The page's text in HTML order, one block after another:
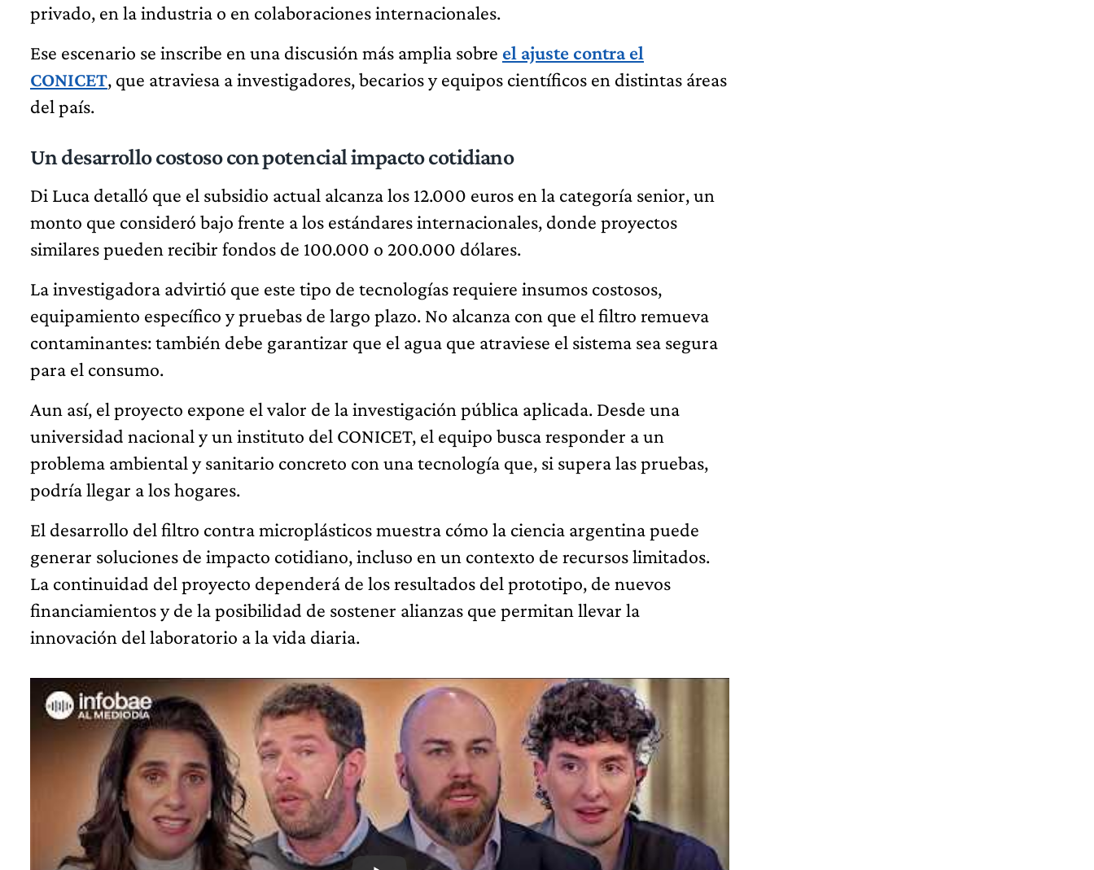
privado, en la industria o en colaboraciones internacionales.
Ese escenario se inscribe en una discusión más amplia sobre el ajuste contra el
CONICET, que atraviesa a investigadores, becarios y equipos científicos en distintas áreas
del país.
Un desarrollo costoso con potencial impacto cotidiano
Di Luca detalló que el subsidio actual alcanza los 12.000 euros en la categoría senior, un
monto que consideró bajo frente a los estándares internacionales, donde proyectos
similares pueden recibir fondos de 100.000 o 200.000 dólares.
La investigadora advirtió que este tipo de tecnologías requiere insumos costosos,
equipamiento específico y pruebas de largo plazo. No alcanza con que el filtro remueva
contaminantes: también debe garantizar que el agua que atraviese el sistema sea segura
para el consumo.
Aun así, el proyecto expone el valor de la investigación pública aplicada. Desde una
universidad nacional y un instituto del CONICET, el equipo busca responder a un
problema ambiental y sanitario concreto con una tecnología que, si supera las pruebas,
podría llegar a los hogares.
El desarrollo del filtro contra microplásticos muestra cómo la ciencia argentina puede
generar soluciones de impacto cotidiano, incluso en un contexto de recursos limitados.
La continuidad del proyecto dependerá de los resultados del prototipo, de nuevos
financiamientos y de la posibilidad de sostener alianzas que permitan llevar la
innovación del laboratorio a la vida diaria.